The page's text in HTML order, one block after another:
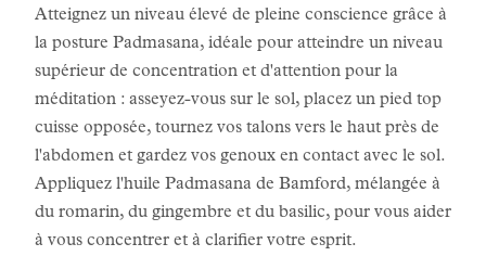
Atteignez un niveau élevé de pleine conscience grâce à
la posture Padmasana, idéale pour atteindre un niveau
supérieur de concentration et d'attention pour la
méditation : asseyez-vous sur le sol, placez un pied top
cuisse opposée, tournez vos talons vers le haut près de
l'abdomen et gardez vos genoux en contact avec le sol.
Appliquez l'huile Padmasana de Bamford, mélangée à
du romarin, du gingembre et du basilic, pour vous aider
à vous concentrer et à clarifier votre esprit.